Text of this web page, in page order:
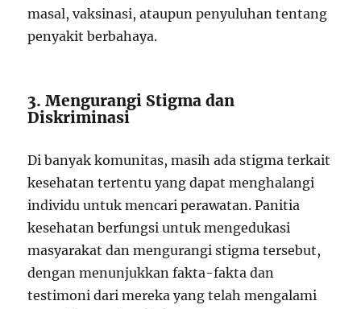
masal, vaksinasi, ataupun penyuluhan tentang
penyakit berbahaya.
3. Mengurangi Stigma dan
Diskriminasi
Di banyak komunitas, masih ada stigma terkait
kesehatan tertentu yang dapat menghalangi
individu untuk mencari perawatan. Panitia
kesehatan berfungsi untuk mengedukasi
masyarakat dan mengurangi stigma tersebut,
dengan menunjukkan fakta-fakta dan
testimoni dari mereka yang telah mengalami